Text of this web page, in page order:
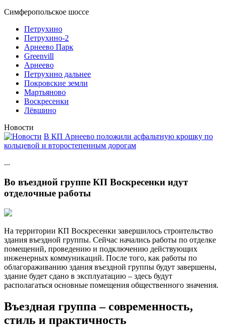
Симферопольское шоссе
Петрухино
Петрухино-2
Арнеево Парк
Greenvill
Арнеево
Петрухино дальнее
Покровские земли
Мартьяново
Воскресенки
Лёвшино
Новости
В КП Арнеево положили асфальтную крошку по
кольцевой и второстепенным дорогам
...
Во въездной группе КП Воскресенки идут
отделочные работы
На территории КП Воскресенки завершилось строительство
здания въездной группы. Сейчас начались работы по отделке
помещений, проведению и подключению действующих
инженерных коммуникаций. После того, как работы по
облагораживанию здания въездной группы будут завершены,
здание будет сдано в эксплуатацию – здесь будут
располагаться основные помещения общественного значения.
Въездная группа – современность,
стиль и практичность